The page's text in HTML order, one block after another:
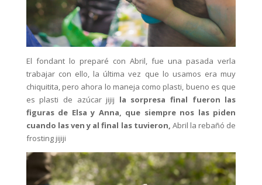
El fondant lo preparé con Abril, fue una pasada verla
trabajar con ello, la última vez que lo usamos era muy
chiquitita, pero ahora lo maneja como plasti, bueno es que
es plasti de azúcar jijij la sorpresa final fueron las
figuras de Elsa y Anna, que siempre nos las piden
cuando las ven y al final las tuvieron, Abril la rebañó de
frosting jijiji